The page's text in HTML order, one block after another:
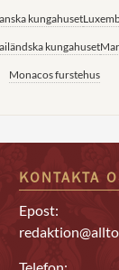
kungahuset
kungahuset
Monacos furstehus
KONTAKTA
Epost: